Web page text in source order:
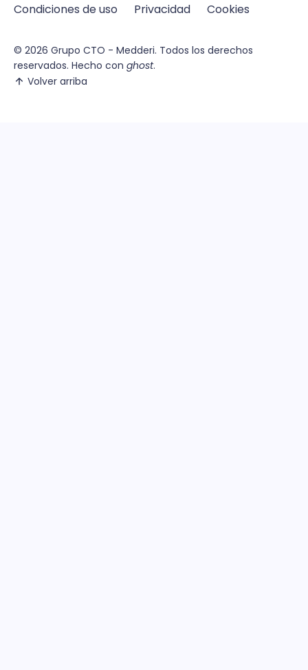
Condiciones de uso Privacidad Cookies
© 2026 Grupo CTO - Medderi. Todos los derechos
reservados. Hecho con ghost.
Volver arriba